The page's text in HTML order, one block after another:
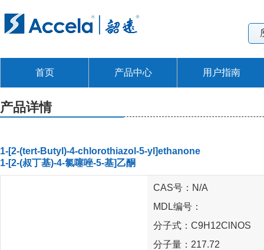
首页 产品中心 用户指南
产品详情
1-[2-(tert-Butyl)-4-chlorothiazol-5-yl]ethanone
1-[2-(叔丁基)-4-氯噻唑-5-基]乙酮
CAS号：N/A
MDL编号：
分子式：C9H12ClNOS
分子量：217.72